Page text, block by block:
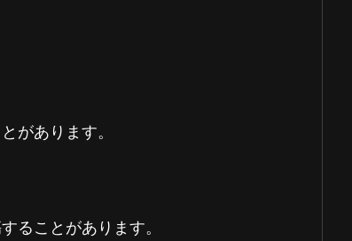
があります。
ることがあります。